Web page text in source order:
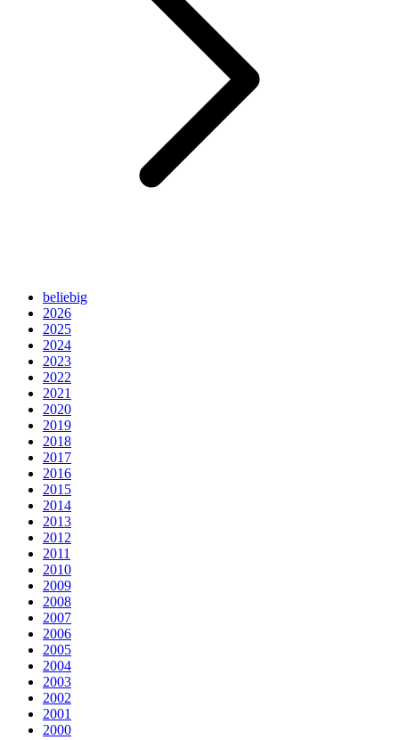
beliebig
2026
2025
2024
2023
2022
2021
2020
2019
2018
2017
2016
2015
2014
2013
2012
2011
2010
2009
2008
2007
2006
2005
2004
2003
2002
2001
2000